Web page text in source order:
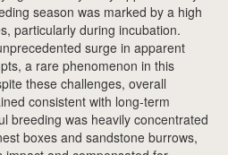
season was marked by a high
particularly during incubation.
surge in apparent
a rare phenomenon in this
these challenges, overall
consistent with long-term
breeding was heavily concentrated
boxes and sandstone burrows,